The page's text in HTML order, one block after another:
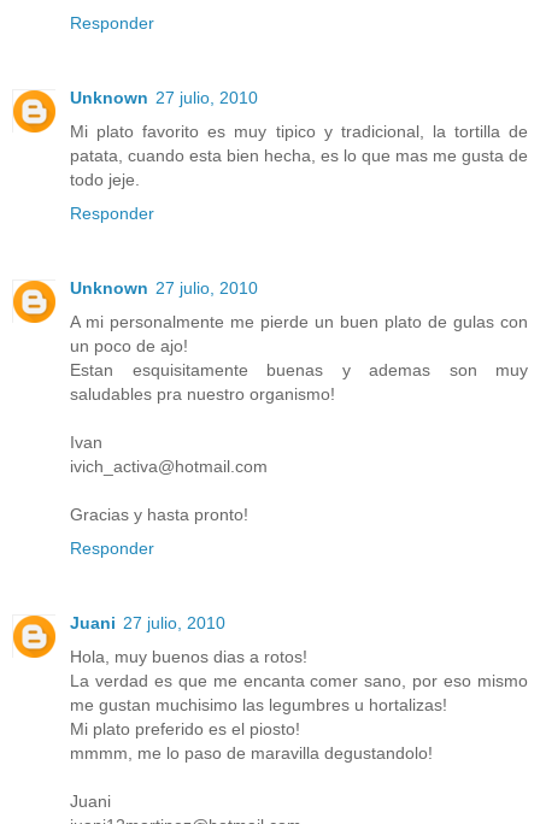
Responder
Unknown 27 julio, 2010
Mi plato favorito es muy tipico y tradicional, la tortilla de
patata, cuando esta bien hecha, es lo que mas me gusta de
todo jeje.
Responder
Unknown 27 julio, 2010
A mi personalmente me pierde un buen plato de gulas con
un poco de ajo!
Estan esquisitamente buenas y ademas son muy
saludables pra nuestro organismo!
Ivan
ivich_activa@hotmail.com
Gracias y hasta pronto!
Responder
Juani 27 julio, 2010
Hola, muy buenos dias a rotos!
La verdad es que me encanta comer sano, por eso mismo
me gustan muchisimo las legumbres u hortalizas!
Mi plato preferido es el piosto!
mmmm, me lo paso de maravilla degustandolo!
Juani